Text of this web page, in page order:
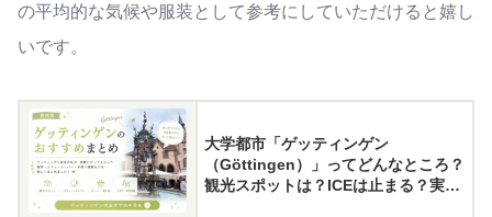
の平均的な気候や服装として参考にしていただけると嬉し
いです。
大学都市「ゲッティンゲン
（Göttingen）」ってどんなところ？
観光スポットは？ICEは止まる？実際